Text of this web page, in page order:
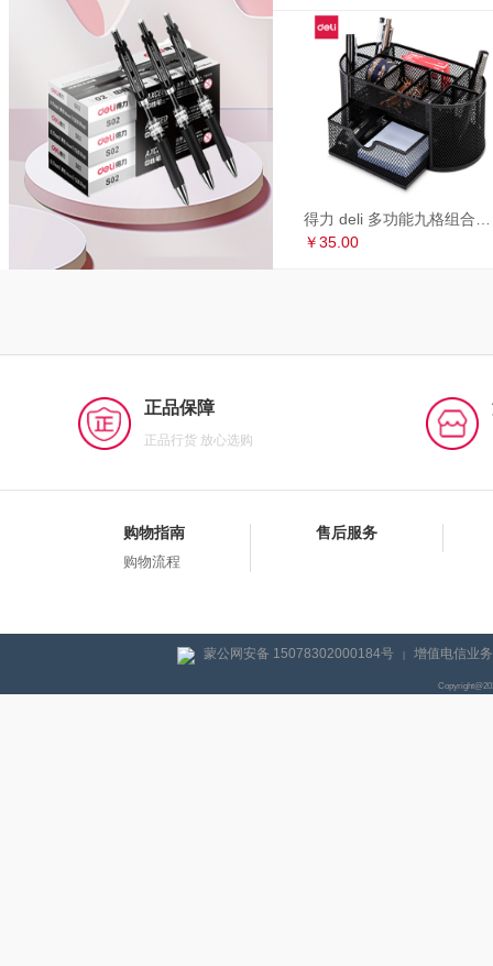
￥35.00
正品保障
正品行货 放心选购
购物指南
购物流程
售后服务
蒙公网安备 15078302000184号 | 增值电信业